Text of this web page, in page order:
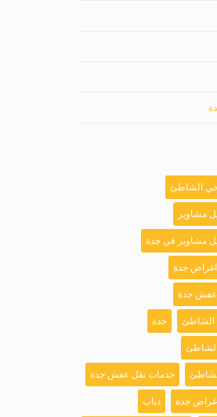
الشاطئ
مشاوير
مشاوير في جدة
اغراض جدة
عفش جدة
الشاطئ جدة
خدمات نقل عفش جدة
جدة دباب